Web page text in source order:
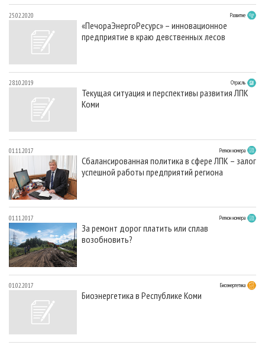
25.02.2020 Развитие
«ПечораЭнергоРесурс» – инновационное
предприятие в краю девственных лесов
28.10.2019 Отрасль
Текущая ситуация и перспективы развития ЛПК
Коми
01.11.2017 Регион номера
Сбалансированная политика в сфере ЛПК – залог
успешной работы предприятий региона
01.11.2017 Регион номера
За ремонт дорог платить или сплав
возобновить?
01.02.2017 Биоэнергетика
Биоэнергетика в Республике Коми